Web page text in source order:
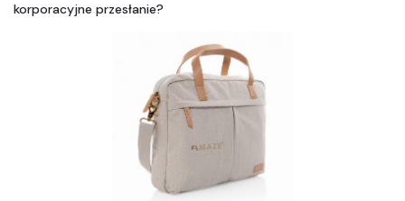
korporacyjne przesłanie?